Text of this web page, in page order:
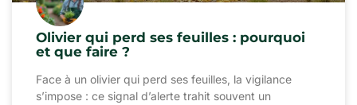
Olivier qui perd ses feuilles : pourquoi
et que faire ?
Face à un olivier qui perd ses feuilles, la vigilance
s’impose : ce signal d’alerte trahit souvent un